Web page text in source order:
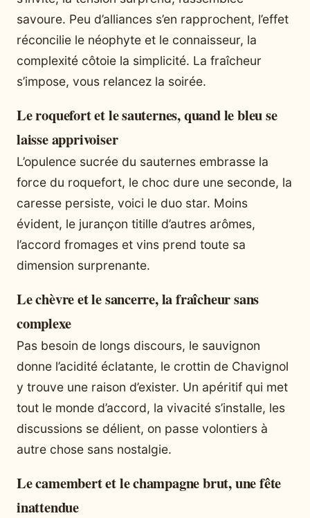
savoure. Peu d’alliances s’en rapprochent, l’effet
réconcilie le néophyte et le connaisseur, la
complexité côtoie la simplicité. La fraîcheur
s’impose, vous relancez la soirée.
Le roquefort et le sauternes, quand le bleu se
laisse apprivoiser
L’opulence sucrée du sauternes embrasse la
force du roquefort, le choc dure une seconde, la
caresse persiste, voici le duo star. Moins
évident, le jurançon titille d’autres arômes,
l’accord fromages et vins prend toute sa
dimension surprenante.
Le chèvre et le sancerre, la fraîcheur sans
complexe
Pas besoin de longs discours, le sauvignon
donne l’acidité éclatante, le crottin de Chavignol
y trouve une raison d’exister. Un apéritif qui met
tout le monde d’accord, la vivacité s’installe, les
discussions se délient, on passe volontiers à
autre chose sans nostalgie.
Le camembert et le champagne brut, une fête
inattendue